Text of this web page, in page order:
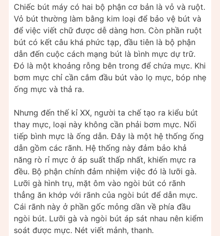
Chiếc bút máy có hai bộ phận cơ bản là vỏ và ruột.
Vỏ bút thường làm bằng kim loại để bảo vệ bút và
để việc viết chữ được dễ dàng hơn. Còn phần ruột
bút có kết câu khá phức tạp, đầu tiên là bộ phận
dẫn đến cuộc cách mạng bút là bình mực dự trữ.
Đó là một khoảng rỗng bên trong để chứa mực. Khi
bơm mực chỉ cần cắm đầu bút vào lọ mực, bóp nhẹ
ống mực và thả ra.
Nhưng đến thế kỉ XX, người ta chế tạo ra kiểu bút
thay mực, loại này không cần phải bơm mực. Nối
tiếp bình mực là ống dẫn. Đây là một hệ thống ống
dẫn gồm các rãnh. Hệ thống này đảm bảo khả
năng rò rỉ mực ở áp suất thấp nhất, khiến mực ra
đều. Bộ phận chính đảm nhiệm việc đó là lưỡi gà.
Lưỡi gà hình trụ, mặt ôm vào ngòi bút có rãnh
thẳng ăn khớp với rãnh của ngòi bút để dẫn mực.
Cái rãnh này ở phần gốc mỏng dần về phía đầu
ngòi bút. Lưỡi gà và ngòi bút áp sát nhau nên kiểm
soát được mực. Nét viết mảnh, thanh.